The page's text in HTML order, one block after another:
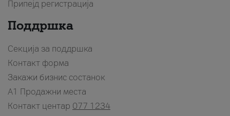
Припејд регистрација
Поддршка
Секција за поддршка
Контакт форма
Закажи бизнис состанок
A1 Продажни места
Контакт центар 077 1234